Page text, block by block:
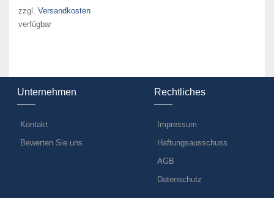
zzgl. Versandkosten
verfügbar
Unternehmen
Kontakt
Bewerten Sie uns
Rechtliches
Impressum
Haftungsausschuss
AGB
Datenschutz